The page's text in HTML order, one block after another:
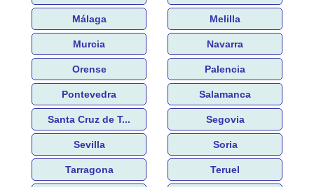
Málaga Melilla
Murcia Navarra
Orense Palencia
Pontevedra Salamanca
Santa Cruz de T... Segovia
Sevilla Soria
Tarragona Teruel